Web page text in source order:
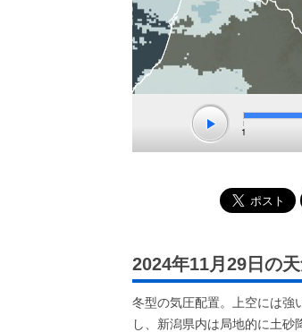
2024年11月29日の
冬型の気圧配置。上空には強
し、新潟県内は局地的に土